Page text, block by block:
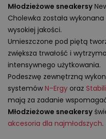
Młodzieżowe sneakersy
Cholewka została
wysokiej jakości.
Umieszczone pod piętą
zwiększa trwałość i
intensywnego użytkowania.
Podeszwę zewnętrzną
systemów N–Ergy oraz
mają za zadanie
Młodzieżowe sneakersy
akcesoria dla najmłodszych.